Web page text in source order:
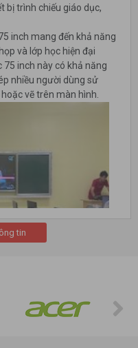
bị trình chiếu giáo dục,
inch mang đến khả năng
và lớp học hiện đại
inch này có khả năng
nhiều người dùng sử
vẽ trên màn hình.
tin